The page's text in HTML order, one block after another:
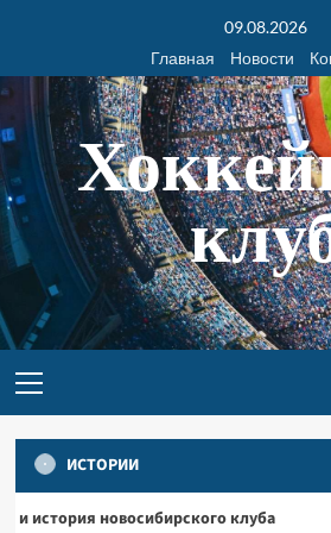
09.08.2026
Главная
Новости
ИСТОРИИ
клуба